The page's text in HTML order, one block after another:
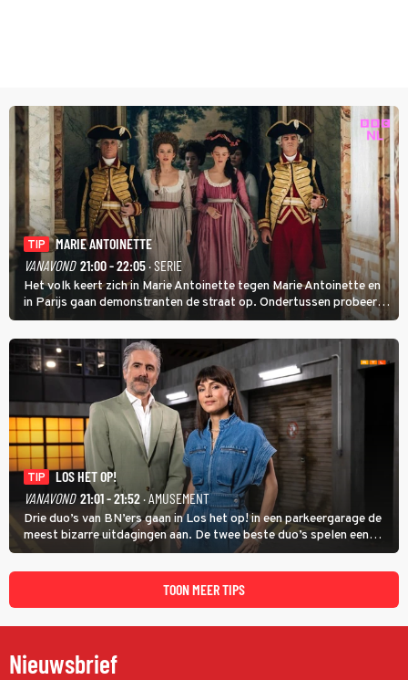
TIP
MARIE ANTOINETTE
VANAVOND 21:00 - 22:05· SERIE
Het volk keert zich in Marie Antoinette tegen Marie Antoinette en
in Parijs gaan demonstranten de straat op. Ondertussen probeert
Marie Antoinette landgoed Saint-Cloud te kopen. Ze wil daar haar
kinderen veilig laten opgroeien.
TIP
LOS HET OP!
VANAVOND 21:01 - 21:52· AMUSEMENT
Drie duo’s van BN’ers gaan in Los het op! in een parkeergarage de
meest bizarre uitdagingen aan. De twee beste duo’s spelen een
onderlinge finale. Met in deze aflevering onder anderen cabaretiers
Nabil Aoulad Ayad en Annick Boer.
TOON MEER TIPS
Nieuwsbrief